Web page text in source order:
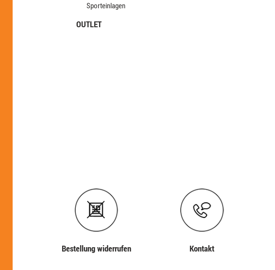
Sporteinlagen
OUTLET
Bestellung widerrufen Kontakt